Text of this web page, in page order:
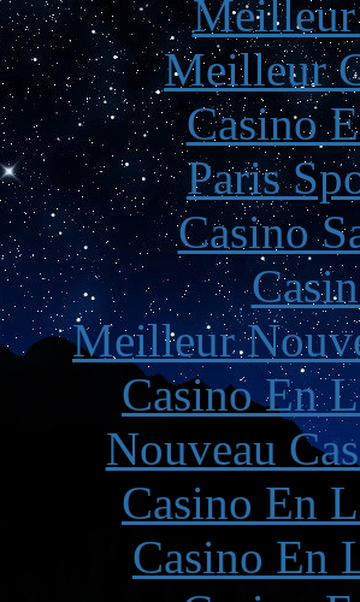
Meilleur
Meilleur
Casino
Paris
Casino
Meilleur
Casino En
Nouveau
Casino En
Casino En